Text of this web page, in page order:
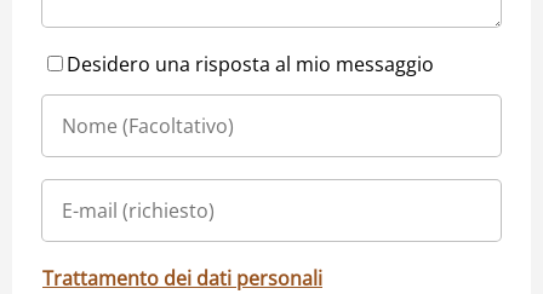
Desidero una risposta al mio messaggio
Trattamento dei dati personali